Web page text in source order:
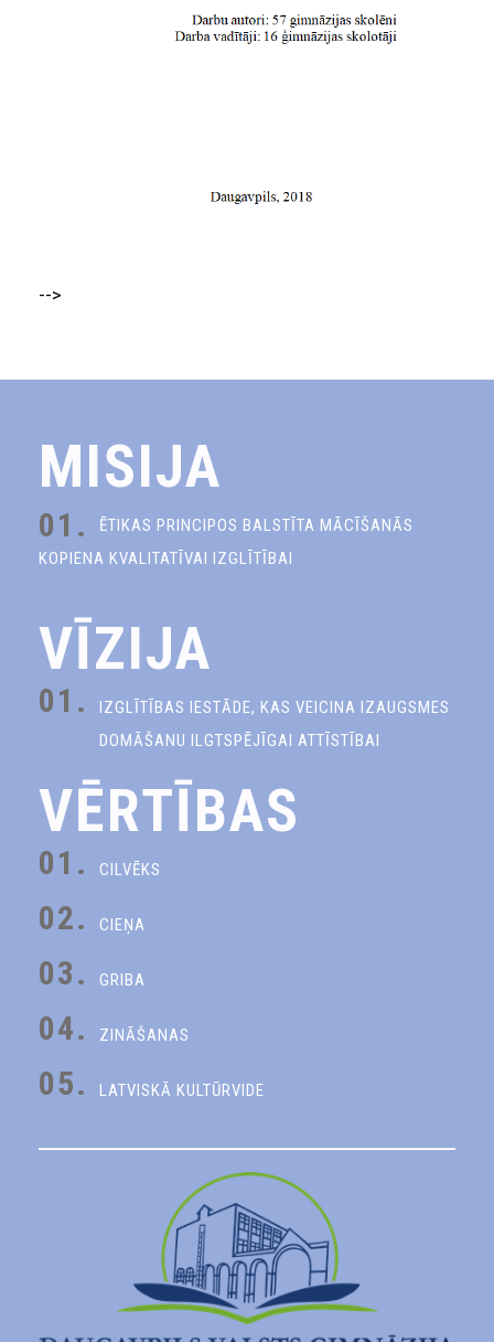
-->
MISIJA
01.
ĒTIKAS PRINCIPOS BALSTĪTA MĀCĪŠANĀS
KOPIENA KVALITATĪVAI IZGLĪTĪBAI
VĪZIJA
01.
IZGLĪTĪBAS IESTĀDE, KAS VEICINA IZAUGSMES
DOMĀŠANU ILGTSPĒJĪGAI ATTĪSTĪBAI
VĒRTĪBAS
01. CILVĒKS
02. CIEŅA
03. GRIBA
04. ZINĀŠANAS
05. LATVISKĀ KULTŪRVIDE